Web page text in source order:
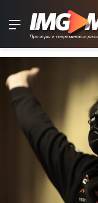
Menu